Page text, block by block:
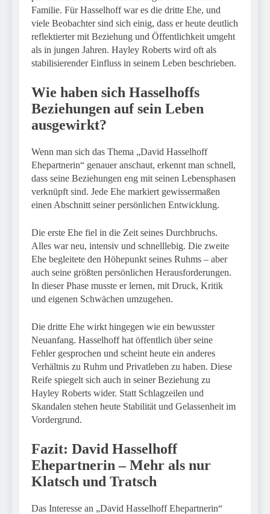
Familie. Für Hasselhoff war es die dritte Ehe, und
viele Beobachter sind sich einig, dass er heute deutlich
reflektierter mit Beziehung und Öffentlichkeit umgeht
als in jungen Jahren. Hayley Roberts wird oft als
stabilisierender Einfluss in seinem Leben beschrieben.
Wie haben sich Hasselhoffs
Beziehungen auf sein Leben
ausgewirkt?
Wenn man sich das Thema „David Hasselhoff
Ehepartnerin“ genauer anschaut, erkennt man schnell,
dass seine Beziehungen eng mit seinen Lebensphasen
verknüpft sind. Jede Ehe markiert gewissermaßen
einen Abschnitt seiner persönlichen Entwicklung.
Die erste Ehe fiel in die Zeit seines Durchbruchs.
Alles war neu, intensiv und schnelllebig. Die zweite
Ehe begleitete den Höhepunkt seines Ruhms – aber
auch seine größten persönlichen Herausforderungen.
In dieser Phase musste er lernen, mit Druck, Kritik
und eigenen Schwächen umzugehen.
Die dritte Ehe wirkt hingegen wie ein bewusster
Neuanfang. Hasselhoff hat öffentlich über seine
Fehler gesprochen und scheint heute ein anderes
Verhältnis zu Ruhm und Privatleben zu haben. Diese
Reife spiegelt sich auch in seiner Beziehung zu
Hayley Roberts wider. Statt Schlagzeilen und
Skandalen stehen heute Stabilität und Gelassenheit im
Vordergrund.
Fazit: David Hasselhoff
Ehepartnerin – Mehr als nur
Klatsch und Tratsch
Das Interesse an „David Hasselhoff Ehepartnerin“